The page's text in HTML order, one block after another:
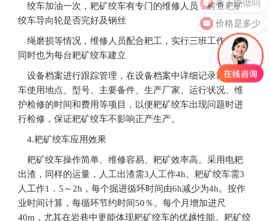
绞车加油一次，耙矿绞车有专门的维修人员，检查耙矿
绞车导向轮是否完好及钢丝
绳磨损等情况，维修人员配合耙工，实行三班工作制。
同时也为每台耙矿绞车建立
设备档案进行跟踪管理，在设备档案中详细记录耙矿绞
车使用地点、型号、主要备件、生产厂家、运行状况、维
护检修的时间和费用等项目，以便耙矿绞车出现问题时进
行检修，保证耙矿绞车不影响正产生产。
4.耙矿绞车应用效果
耙矿绞车操作简单、维修容易、耙矿效率高。采用电耙
出渣，同样的运量，人工出渣需3人工作4h。耙矿绞车需3
人工作1．5～2h，每个掘进循环时间由6h减少为4h。按作
业时间计算，每循环节约时间50％。每个月增加进尺
40m，尤其在岩巷中更能体现耙矿绞车的优越性能。耙矿绞
价格是多少